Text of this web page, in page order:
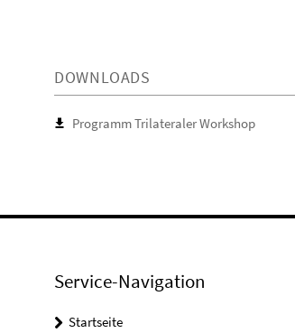
DOWNLOADS
Programm Trilateraler Workshop
Service-Navigation
Startseite